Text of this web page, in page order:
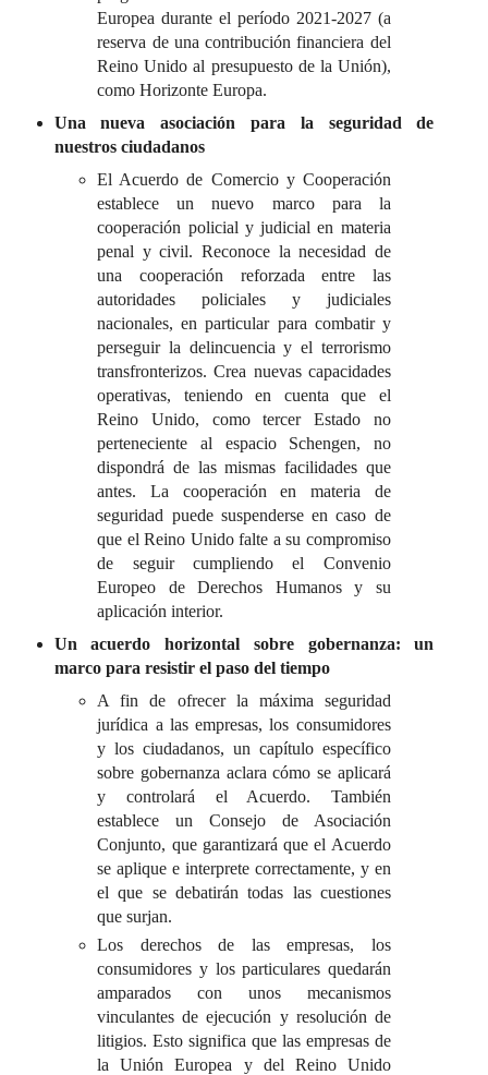
Europea durante el período 2021-2027 (a
reserva de una contribución financiera del
Reino Unido al presupuesto de la Unión),
como Horizonte Europa.
Una nueva asociación para la seguridad de
nuestros ciudadanos
El Acuerdo de Comercio y Cooperación
establece un nuevo marco para la
cooperación policial y judicial en materia
penal y civil. Reconoce la necesidad de
una cooperación reforzada entre las
autoridades policiales y judiciales
nacionales, en particular para combatir y
perseguir la delincuencia y el terrorismo
transfronterizos. Crea nuevas capacidades
operativas, teniendo en cuenta que el
Reino Unido, como tercer Estado no
perteneciente al espacio Schengen, no
dispondrá de las mismas facilidades que
antes. La cooperación en materia de
seguridad puede suspenderse en caso de
que el Reino Unido falte a su compromiso
de seguir cumpliendo el Convenio
Europeo de Derechos Humanos y su
aplicación interior.
Un acuerdo horizontal sobre gobernanza:
un
marco para resistir el paso del tiempo
A fin de ofrecer la máxima seguridad
jurídica a las empresas, los consumidores
y los ciudadanos, un capítulo específico
sobre gobernanza aclara cómo se aplicará
y controlará el Acuerdo. También
establece un Consejo de Asociación
Conjunto, que garantizará que el Acuerdo
se aplique e interprete correctamente, y en
el que se debatirán todas las cuestiones
que surjan.
Los derechos de las empresas, los
consumidores y los particulares quedarán
amparados con unos mecanismos
vinculantes de ejecución y resolución de
litigios. Esto significa que las empresas de
la Unión Europea y del Reino Unido